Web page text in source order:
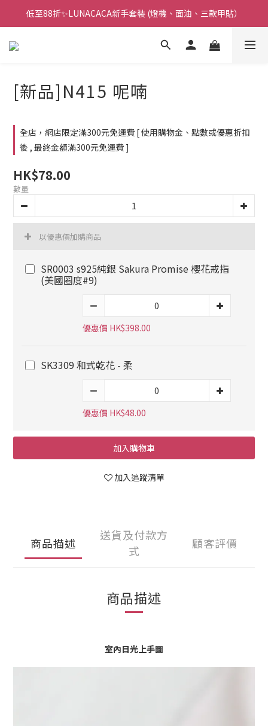
🌟指甲油新手入門優惠🌟低至85折
低至88折✨LUNACACA新手套裝 (燈機、面油、三款甲貼）
🌟指甲油新手入門優惠🌟低至85折
[新品]N415 呢喃
全店，網店限定滿300元免運費 [ 使用購物金、點數或優惠折扣
後 , 最終金額滿300元免運費 ]
HK$78.00
數量
以優惠價加購商品
SR0003 s925純銀 Sakura Promise 櫻花戒指
(美國圈度#9)
優惠價 HK$398.00
SK3309 和式乾花 - 柔
優惠價 HK$48.00
加入購物車
加入追蹤清單
商品描述
送貨及付款方
式
顧客評價
商品描述
室內日光上手圖